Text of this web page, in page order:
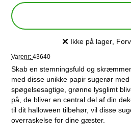
Ikke på lager ,
Varenr: 43640
Skab en stemningsfuld og
med disse unikke papir sugerør
spøgelsesagtige, grønne lysglimt
på, de bliver en central del af din
til dit halloween tilbehør, vil disse
overraskelse for dine gæster.